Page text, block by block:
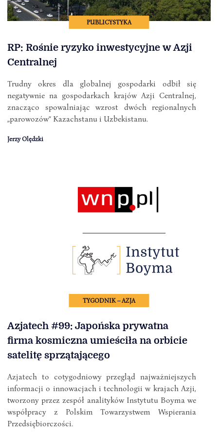
PUBLICYSTYKA
RP: Rośnie ryzyko inwestycyjne w Azji
Centralnej
Trudny okres dla globalnej gospodarki odbił się
negatywnie na gospodarkach krajów Azji Centralnej,
znacząco spowalniając wzrost dwóch regionalnych
„parowozów” Kazachstanu i Uzbekistanu.
Jerzy Olędzki
TYGODNIK – AZJA
Azjatech #99: Japońska prywatna
firma kosmiczna umieściła na orbicie
satelitę sprzątającego
Azjatech to cotygodniowy przegląd najważniejszych
informacji o innowacjach i technologii w krajach Azji,
tworzony przez zespół analityków Instytutu Boyma we
współpracy z Polskim Towarzystwem Wspierania
Przedsiębiorczości.